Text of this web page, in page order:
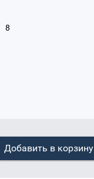
8
Добавить в корзину